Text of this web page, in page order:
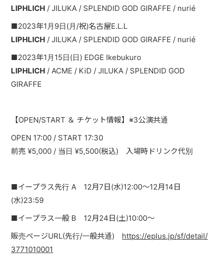
GOODS
CONTACT
LIPHLICH / JILUKA / SPLENDID GOD GIRAFFE / nurié
■2023年1月9日(月/祝)名古屋E.L.L
LIPHLICH / JILUKA / SPLENDID GOD GIRAFFE / nurié
■2023年1月15日(日) EDGE Ikebukuro
LIPHLICH / ACME / KiD / JILUKA / SPLENDID GOD
GIRAFFE
【OPEN/START ＆ チケット情報】※3公演共通
OPEN 17:00 / START 17:30
前売 ¥5,000 / 当日 ¥5,500(税込) 入場時ドリンク代別
■イープラス先行 A 12月7日(水)12:00～12月14日
(水)23:59
■イープラス一般 B 12月24日(土)10:00〜
販売ページURL(先行/一般共通) https://eplus.jp/sf/detail/
3771010001